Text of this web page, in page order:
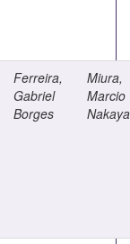
Ferreira,
Gabriel
Borges
Miura,
Marcio